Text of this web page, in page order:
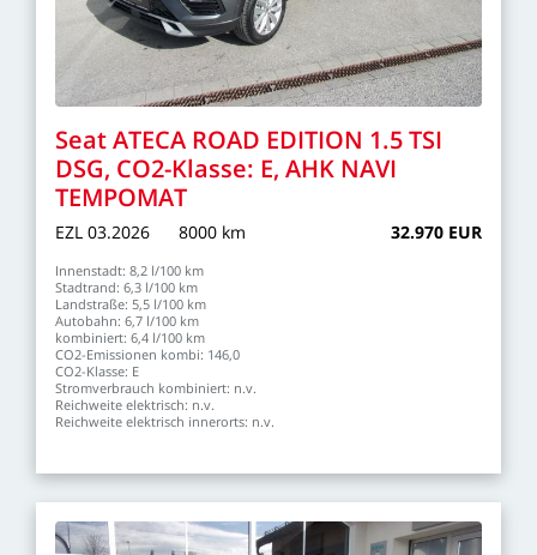
SeatATECA ROAD EDITION 1.5TSI
DSG, CO2-Klasse: E, AHK NAVI
TEMPOMAT
EZL 03.2026 8000 km 32.970 EUR
Innenstadt: 8,2 l/100 km
Stadtrand: 6,3 l/100 km
Landstraße: 5,5 l/100 km
Autobahn: 6,7 l/100 km
kombiniert: 6,4 l/100 km
CO2-Emissionen kombi: 146,0
CO2-Klasse: E
Stromverbrauch kombiniert: n.v.
Reichweite elektrisch: n.v.
Reichweite elektrisch innerorts: n.v.